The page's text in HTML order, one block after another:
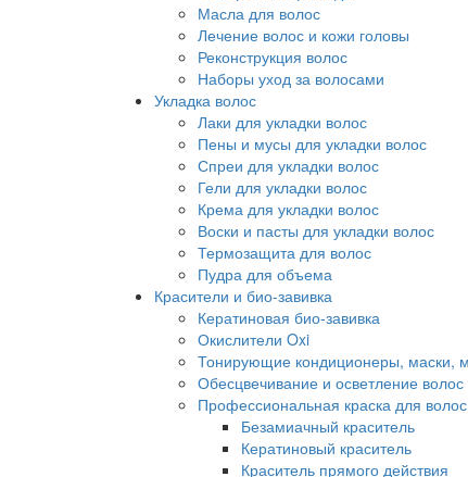
Масла для волос
Лечение волос и кожи головы
Реконструкция волос
Наборы уход за волосами
Укладка волос
Лаки для укладки волос
Пены и мусы для укладки волос
Спреи для укладки волос
Гели для укладки волос
Крема для укладки волос
Воски и пасты для укладки волос
Термозащита для волос
Пудра для объема
Красители и био-завивка
Кератиновая био-завивка
Окислители Oxi
Тонирующие кондиционеры, маски,
Обесцвечивание и осветление волос
Профессиональная краска для волос
Безамиачный краситель
Кератиновый краситель
Краситель прямого действия